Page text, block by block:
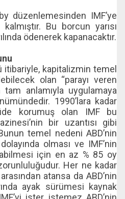
düzenlemesinden IMF’ye
Bu borcun yarısı
ödenerek kapanacaktır.
itibariyle, kapitalizmin temel
olan “parayı veren
anlamıyla uygulamaya
1990’lara kadar
korumuş olan IMF bu
bir uzantısı gibi
temel nedeni ABD’nin
olması ve IMF’nin
için en az % 85 oy
Her ne kadar
atansa da ABD’nin
ayak sürümesi kaynak